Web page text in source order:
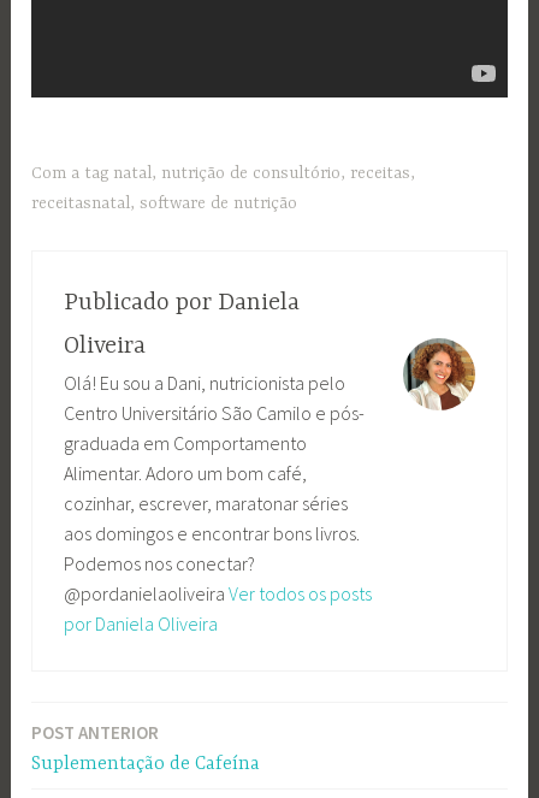
Com a tag natal, nutrição de consultório, receitas,
receitasnatal,software de nutrição
Publicado por Daniela
Oliveira
Olá! Eu sou a Dani, nutricionista pelo
Centro Universitário São Camilo e pós-
graduada em Comportamento
Alimentar. Adoro um bom café,
cozinhar, escrever, maratonar séries
aos domingos e encontrar bons livros.
Podemos nos conectar?
@pordanielaoliveira Ver todos os posts
por Daniela Oliveira
Navegação
de
POST ANTERIOR
Suplementação de Cafeína